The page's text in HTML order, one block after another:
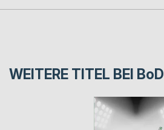
WEITERE TITEL BEI BoD